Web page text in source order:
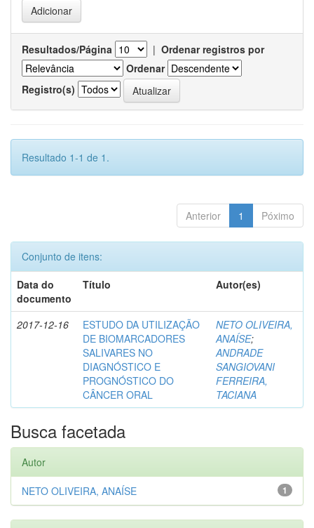
Resultados/Página | Ordenar registros por
Ordenar
Registro(s)
Resultado 1-1 de 1.
Anterior 1 Póximo
Conjunto de itens:
Data do
documento
Título Autor(es)
2017-12-16
ESTUDO DA UTILIZAÇÃO
DE BIOMARCADORES
SALIVARES NO
DIAGNÓSTICO E
PROGNÓSTICO DO
CÂNCER ORAL
NETO OLIVEIRA,
ANAÍSE;
ANDRADE
SANGIOVANI
FERREIRA,
TACIANA
Busca facetada
Autor
1
NETO OLIVEIRA, ANAÍSE